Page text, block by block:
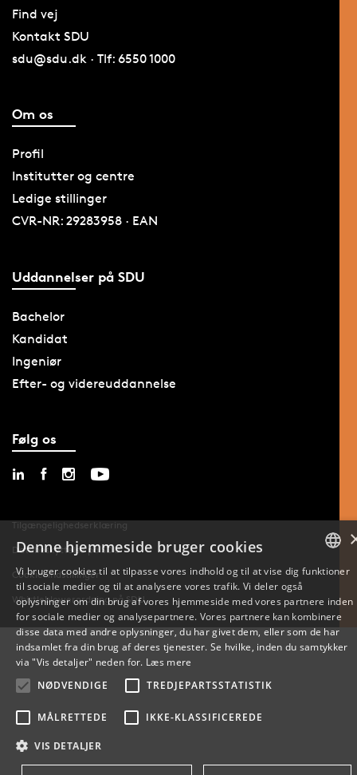
Find vej
Kontakt SDU
sdu@sdu.dk · Tlf: 6550 1000
Om os
Profil
Institutter og centre
Ledige stillinger
CVR-NR: 29283958 · EAN
Uddannelser på SDU
Bachelor
Kandidat
Ingeniør
Efter- og videreuddannelse
Følg os
Tilgængelighedserklæring
Databeskyttelse på SDU
Cookie-indstillinger
Whistleblowerordning på SDU
ENGLISH
Denne hjemmeside bruger cookies
Vi bruger cookies til at tilpasse vores indhold og til at vise dig funktioner
til sociale medier og til at analysere vores trafik. Vi deler også
oplysninger om din brug af vores hjemmeside med vores partnere inden
for sociale medier og analysepartnere. Vores partnere kan kombinere
disse data med andre oplysninger, du har givet dem, eller som de har
indsamlet fra din brug af deres tjenester. Se hvilke, inden du samtykker
via "Vis detaljer" neden for. Læs mere
NØDVENDIGE
TREDJEPARTSSTATISTIK
MÅLRETTEDE IKKE-KLASSIFICEREDE
VIS DETALJER